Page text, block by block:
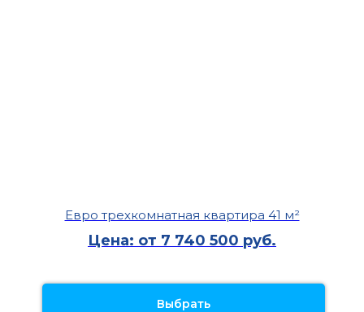
Евро трехкомнатная квартира 41 м²
Цена: от 7 740 500 руб.
Выбрать